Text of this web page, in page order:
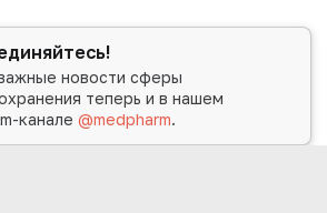
новости сферы
теперь и в нашем
канале@medpharm.